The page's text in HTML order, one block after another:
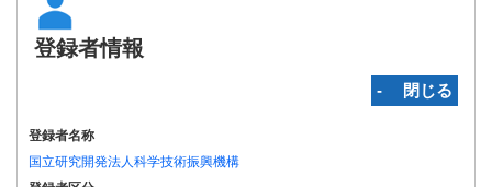
登録者情報
‐ 閉じる
登録者名称
国立研究開発法人科学技術振興機構